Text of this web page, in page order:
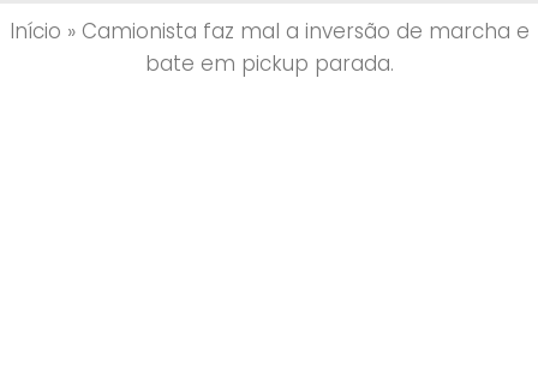
Início » Camionista faz mal a inversão de marcha e
bate em pickup parada.